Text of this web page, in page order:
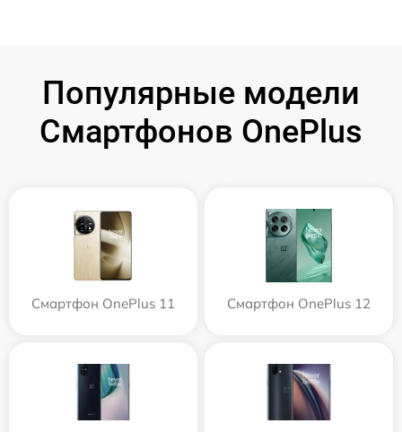
Популярные модели
Смартфонов OnePlus
Смартфон OnePlus 11 Смартфон OnePlus 12